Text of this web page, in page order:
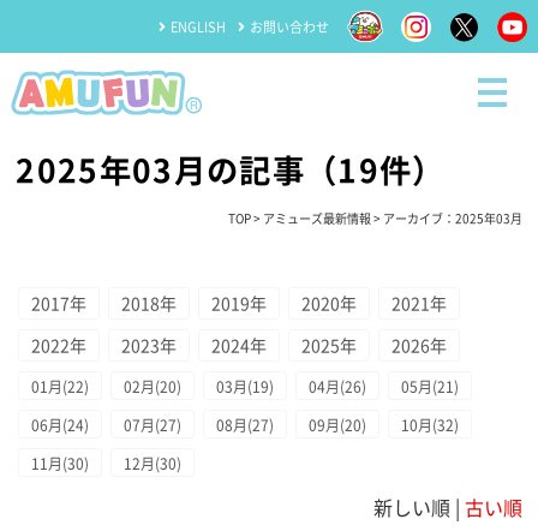
ENGLISH お問い合わせ
2025年03月の記事（19件）
TOP> アミューズ最新情報> アーカイブ：2025年03月
2017年 2018年 2019年 2020年 2021年
2022年 2023年 2024年 2025年 2026年
01月(22) 02月(20) 03月(19) 04月(26) 05月(21)
06月(24) 07月(27) 08月(27) 09月(20) 10月(32)
11月(30) 12月(30)
新しい順 | 古い順